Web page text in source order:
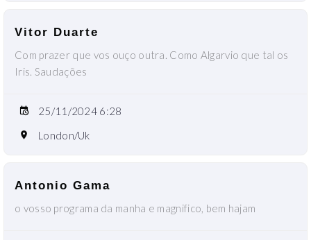
Vitor Duarte
Com prazer que vos ouço outra. Como Algarvio que tal os
Iris. Saudações
25/11/2024 6:28
London/Uk
Antonio Gama
o vosso programa da manha e magnifico, bem hajam